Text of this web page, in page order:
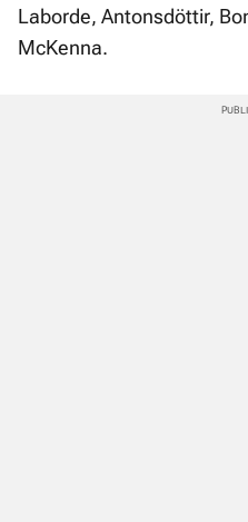
Laborde, Antonsdöttir,
McKenna.